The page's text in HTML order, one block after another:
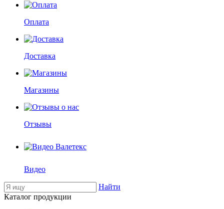
Оплата
Доставка
Магазины
Отзывы
Видео
Найти
Каталог продукции